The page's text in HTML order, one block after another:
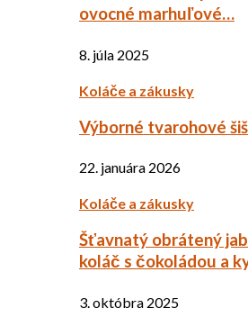
ovocné marhuľové…
8. júla 2025
Koláče a zákusky
Výborné tvarohové
22. januára 2026
Koláče a zákusky
Šťavnatý obrátený
koláč s čokoládou a
3. októbra 2025